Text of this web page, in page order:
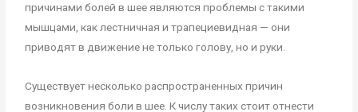
причинами болей в шее являются проблемы с такими
мышцами, как лестничная и трапециевидная — они
приводят в движение не только голову, но и руки.
Существует несколько распространенных причин
возникновения боли в шее. К числу таких стоит отнести